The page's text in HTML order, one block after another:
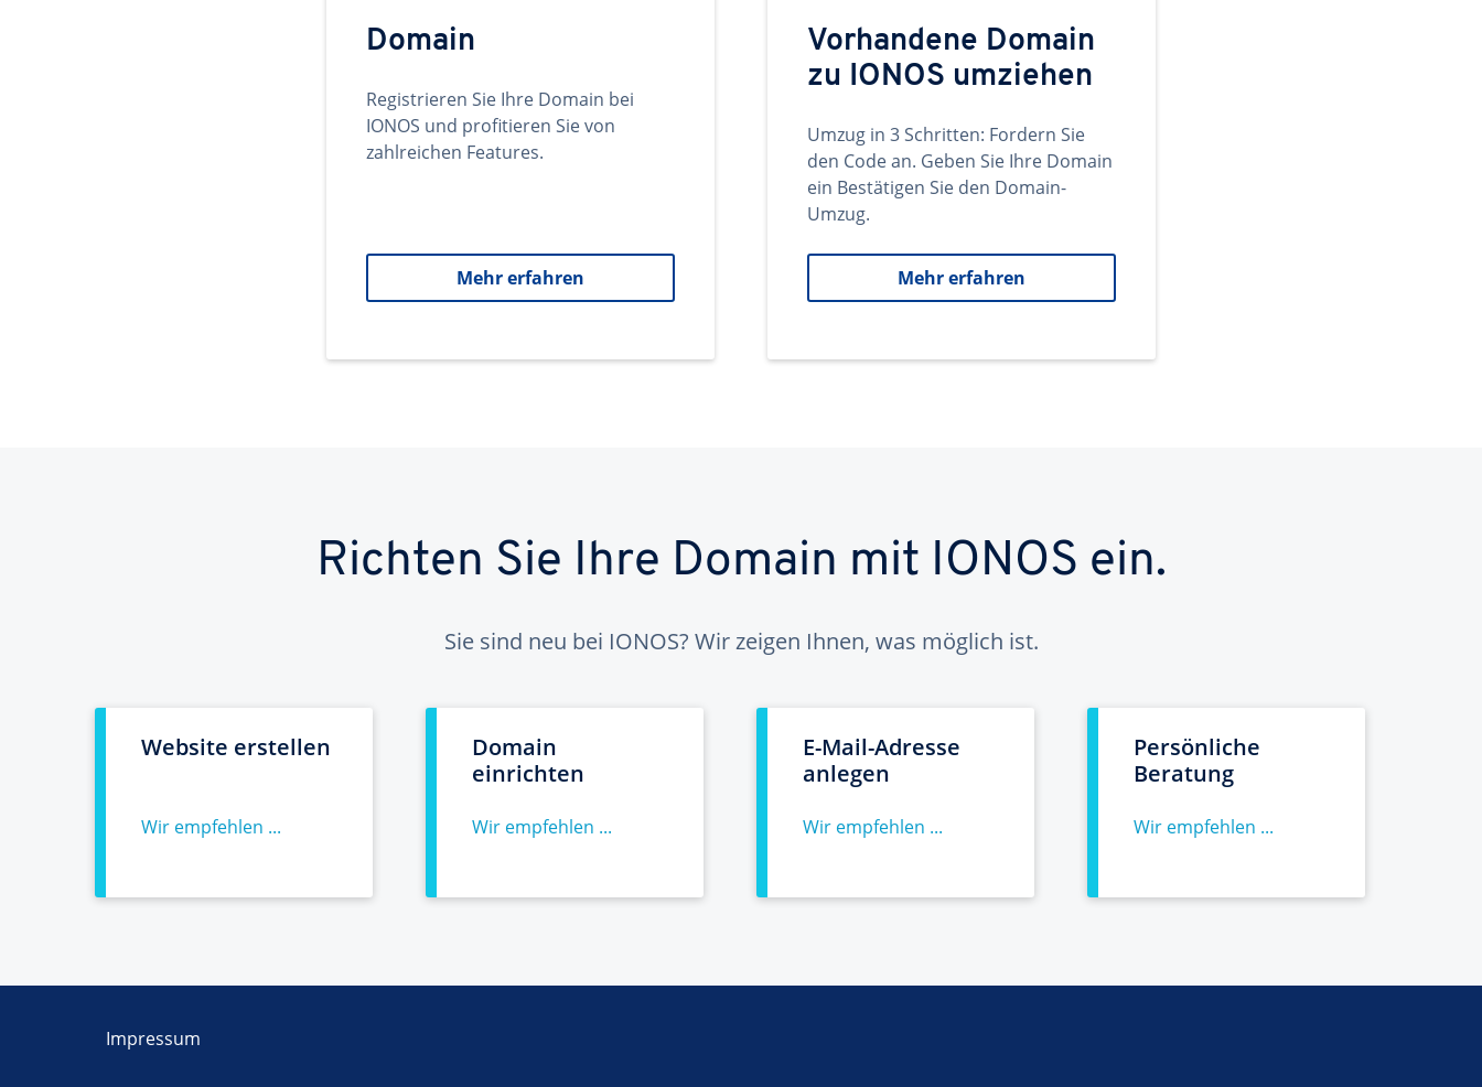
Domain
Registrieren Sie Ihre Domain bei
IONOS und profitieren Sie von
zahlreichen Features.
Mehr erfahren
Vorhandene Domain
zu IONOS umziehen
Umzug in 3 Schritten: Fordern Sie
den Code an. Geben Sie Ihre Domain
ein Bestätigen Sie den Domain-
Umzug.
Mehr erfahren
Richten Sie Ihre Domain mit IONOS ein.
Sie sind neu bei IONOS? Wir zeigen Ihnen, was möglich ist.
Website erstellen
Wir empfehlen ...
Domain
einrichten
Wir empfehlen ...
E-Mail-Adresse
anlegen
Wir empfehlen ...
Persönliche
Beratung
Wir empfehlen ...
Impressum